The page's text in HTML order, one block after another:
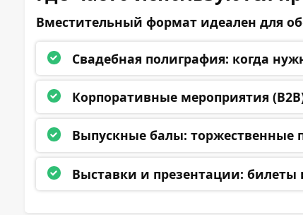
Вместительный формат идеален для
Свадебная полиграфия: когда
Корпоративные мероприятия
Выпускные балы: торжественные
Выставки и презентации: билеты